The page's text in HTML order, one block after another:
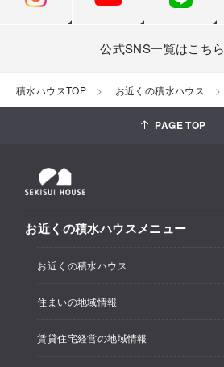
公式SNS一覧はこちら
積水ハウスTOP お近くの積水ハウス
PAGE TOP
お近くの積水ハウスメニュー
お近くの積水ハウス
お近くの積水ハウストップ
住まいの地域情報
イベント情報
賃貸住宅経営の地域情報